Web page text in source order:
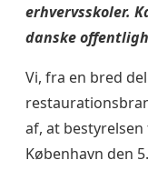
erhvervsskoler.
danske
Vi, fra en bred
af, at
København den